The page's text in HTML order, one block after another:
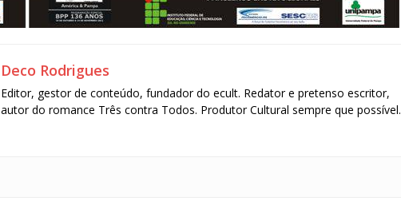
Deco Rodrigues
Editor, gestor de conteúdo, fundador do ecult. Redator e pretenso escritor,
autor do romance Três contra Todos. Produtor Cultural sempre que possível.